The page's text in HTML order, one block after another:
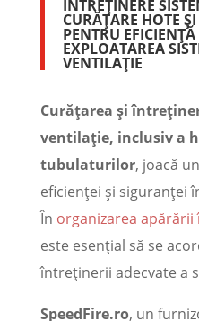
ÎNTREȚINERE
CURĂȚARE HOTE
PENTRU
EXPLOATAREA
VENTILAȚIE
Curățarea și
ventilație, inclusiv a
tubulaturilor, joacă
eficienței și siguranței
În organizarea
este esențial să se
întreținerii adecvate a
SpeedFire.ro, un